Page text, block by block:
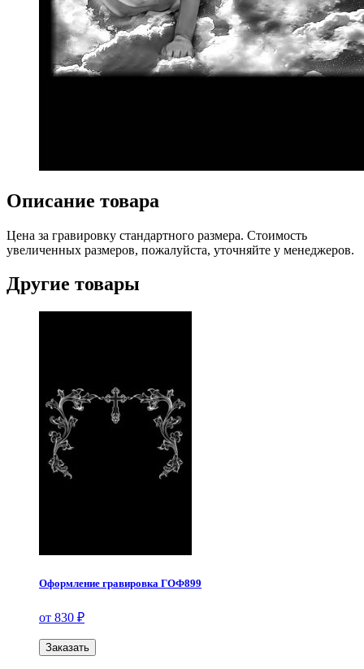
Описание товара
Цена за гравировку стандартного размера. Стоимость
увеличенных размеров, пожалуйста, уточняйте у менеджеров.
Другие товары
Оформление гравировка ГОФ899
от 830 ₽
Заказать